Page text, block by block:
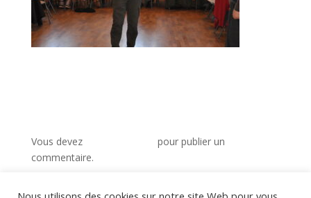
Vous devez
pour publier un
commentaire.